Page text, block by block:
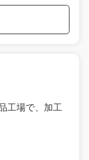
工場で、加工